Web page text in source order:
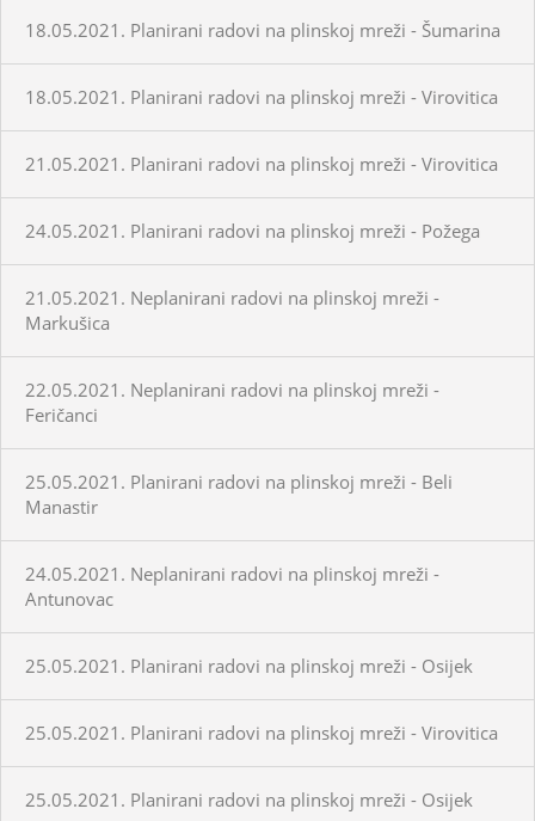
18.05.2021. Planirani radovi na plinskoj mreži - Šumarina
18.05.2021. Planirani radovi na plinskoj mreži - Virovitica
21.05.2021. Planirani radovi na plinskoj mreži - Virovitica
24.05.2021. Planirani radovi na plinskoj mreži - Požega
21.05.2021. Neplanirani radovi na plinskoj mreži -
Markušica
22.05.2021. Neplanirani radovi na plinskoj mreži -
Feričanci
25.05.2021. Planirani radovi na plinskoj mreži - Beli
Manastir
24.05.2021. Neplanirani radovi na plinskoj mreži -
Antunovac
25.05.2021. Planirani radovi na plinskoj mreži - Osijek
25.05.2021. Planirani radovi na plinskoj mreži - Virovitica
25.05.2021. Planirani radovi na plinskoj mreži - Osijek